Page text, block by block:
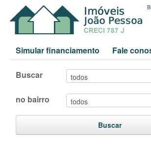
Simular financiamento Fale
Buscar
no bairro
Buscar